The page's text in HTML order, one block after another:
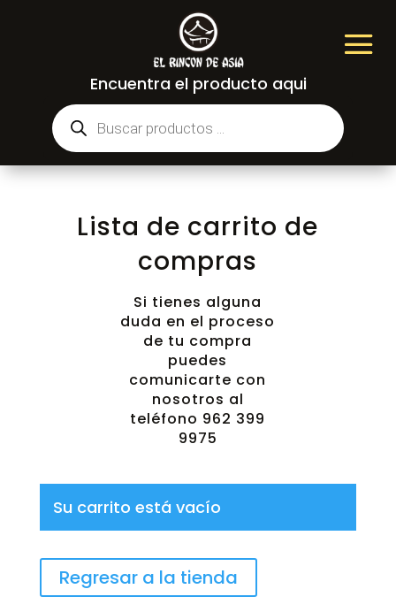
Encuentra el producto aqui
Búsqueda
de
productos
Lista de carrito de
compras
Si tienes alguna
duda en el proceso
de tu compra
puedes
comunicarte con
nosotros al
teléfono 962 399
9975
Su carrito está vacío
Regresar a la tienda